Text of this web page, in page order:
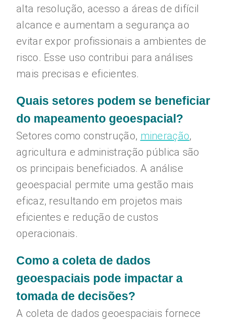
alta resolução, acesso a áreas de difícil
alcance e aumentam a segurança ao
evitar expor profissionais a ambientes de
risco. Esse uso contribui para análises
mais precisas e eficientes.
Quais setores podem se beneficiar
do mapeamento geoespacial?
Setores como construção, mineração,
agricultura e administração pública são
os principais beneficiados. A análise
geoespacial permite uma gestão mais
eficaz, resultando em projetos mais
eficientes e redução de custos
operacionais.
Como a coleta de dados
geoespaciais pode impactar a
tomada de decisões?
A coleta de dados geoespaciais fornece